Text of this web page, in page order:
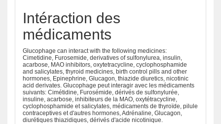
Intéraction des
médicaments
Glucophage can interact with the following medicines:
Cimetidine, Furosemide, derivatives of sulfonylurea, insulin,
acarbose, MAO inhibitors, oxytetracycline, cyclophosphamide
and salicylates, thyroid medicines, birth control pills and other
hormones, Epinephrine, Glucagon, thiazide diuretics, nicotinic
acid derivates. Glucophage peut interagir avec les médicaments
suivants: Cimétidine, Furosémide, dérivés de sulfonylurée,
insuline, acarbose, inhibiteurs de la MAO, oxytétracycline,
cyclophosphamide et salicylates, médicaments de thyroïde, pilule
contraceptives et d'autres hormones, Adrénaline, Glucagon,
diurétiques thiazidiques, dérivés d'acide nicotinique.